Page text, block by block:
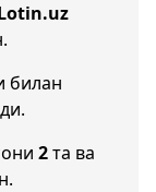
билан
2та ва